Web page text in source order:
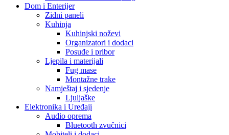
Dom i Enterijer
Zidni paneli
Kuhinja
Kuhinjski noževi
Organizatori i dodaci
Posuđe i pribor
Ljepila i materijali
Fug mase
Montažne trake
Namještaj i sjedenje
Ljuljaške
Elektronika i Uređaji
Audio oprema
Bluetooth zvučnici